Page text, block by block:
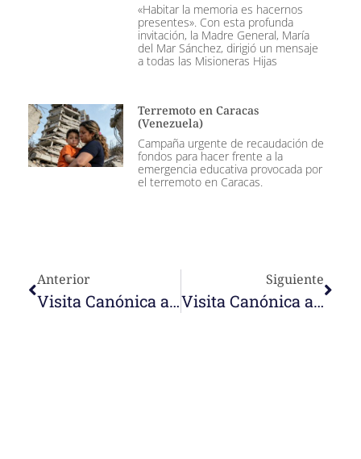
«Habitar la memoria es hacernos
presentes». Con esta profunda
invitación, la Madre General, María
del Mar Sánchez, dirigió un mensaje
a todas las Misioneras Hijas
Terremoto en Caracas
(Venezuela)
Campaña urgente de recaudación de
fondos para hacer frente a la
emergencia educativa provocada por
el terremoto en Caracas.
Anterior
Visita Canónica a la comunidad de Maracaibo
Siguiente
Visita Canónica a la comunidad de S. Francisco Javier, Punto Fijo